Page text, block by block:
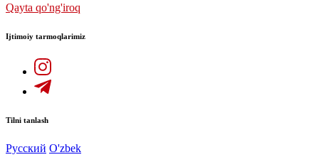
Qayta qo'ng'iroq
Ijtimoiy tarmoqlarimiz
Tilni tanlash
Русский O'zbek